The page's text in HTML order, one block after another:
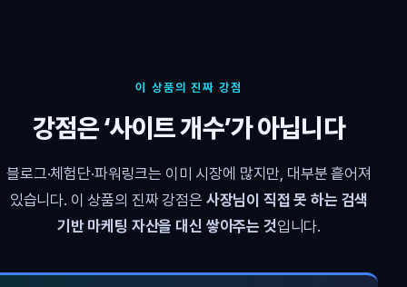
이 상품의 진짜 강점
강점은 ‘사이트 개수’가 아닙니다
블로그·체험단·파워링크는 이미 시장에 많지만, 대부분 흩어져
있습니다. 이 상품의 진짜 강점은 사장님이 직접 못 하는 검색
기반 마케팅 자산을 대신 쌓아주는 것입니다.